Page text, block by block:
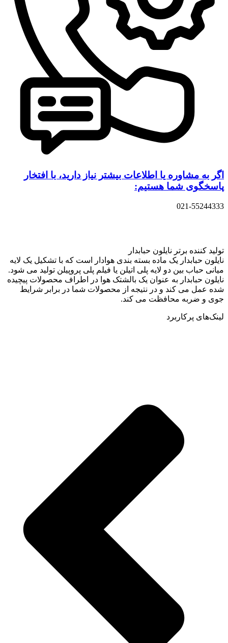
اگر به مشاوره یا اطلاعات بیشتر نیاز دارید، با افتخار
پاسخگوی شما هستیم:
021-55244333
تولید کننده برتر نایلون حبابدار
نایلون حبابدار یک ماده بسته بندی هوادار است که با تشکیل یک لایه
میانی حباب بین دو لایه پلی اتیلن یا فیلم پلی پروپیلن تولید می شود.
نایلون حبابدار به عنوان یک بالشتک هوا در اطراف محصولات پیچیده
شده عمل می کند و در نتیجه از محصولات شما در برابر شرایط
جوی و ضربه محافظت می کند.
لینک‌های پرکاربرد